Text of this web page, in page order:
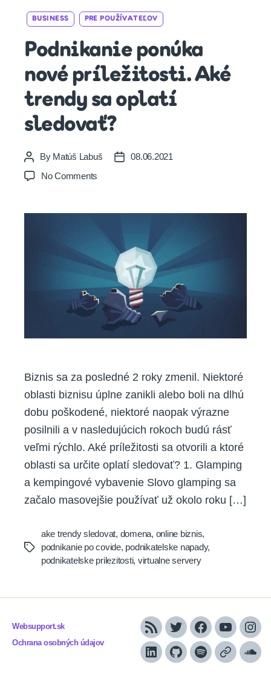
Categories
BUSINESS PRE POUŽÍVATEĽOV
Podnikanie ponúka
nové príležitosti. Aké
trendy sa oplatí
sledovať?
Post
author
By Matúš Labuš
Post08.06.2021
No Comments
nové
Aké
trendy
sa
oplatí
sledovať?
Biznis sa za posledné 2 roky zmenil. Niektoré
oblasti biznisu úplne zanikli alebo boli na dlhú
dobu poškodené, niektoré naopak výrazne
posilnili a v nasledujúcich rokoch budú rásť
veľmi rýchlo. Aké príležitosti sa otvorili a ktoré
oblasti sa určite oplatí sledovať? 1. Glamping
a kempingové vybavenie Slovo glamping sa
začalo masovejšie používať už okolo roku […]
Tags
ake trendy sledovat, domena, online biznis,
podnikanie po covide, podnikatelske napady,
podnikatelske prilezitosti, virtualne servery
Websupport.sk
Ochrana osobných údajov
RSS TwitterFacebook
YouTube
LinkedInGitHubSpotifyApple